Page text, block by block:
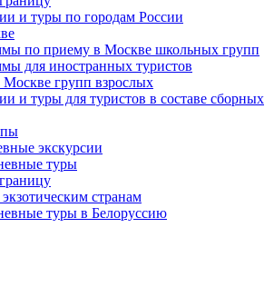
и туры по городам России
по приему в Москве школьных групп
для иностранных туристов
групп взрослых
и туры для туристов в составе сборных
экскурсии
туры
странам
туры в Белоруссию